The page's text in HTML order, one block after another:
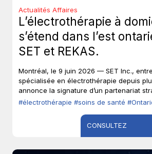
Actualités Affaires
L’électrothérapie à
s’étend dans l’est
SET et REKAS.
Montréal, le 9 juin 2026 — SET Inc.,
spécialisée en électrothérapie depuis
annonce la signature d’un partenariat
#électrothérapie #soins de santé
CONSULTEZ